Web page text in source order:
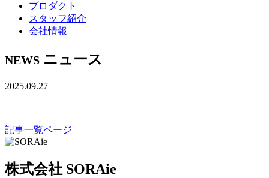
プロダクト
スタッフ紹介
会社情報
NEWS ニュース
2025.09.27
記事一覧ページ
株式会社 SORAie